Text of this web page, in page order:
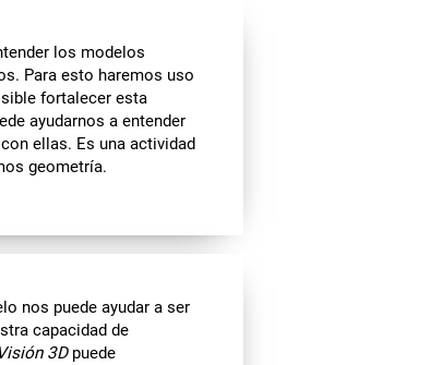
los modelos
Para esto haremos uso
fortalecer esta
ayudarnos a entender
ellas. Es una actividad
geometría.
nos puede ayudar a ser
capacidad de
Visión 3Dpuede